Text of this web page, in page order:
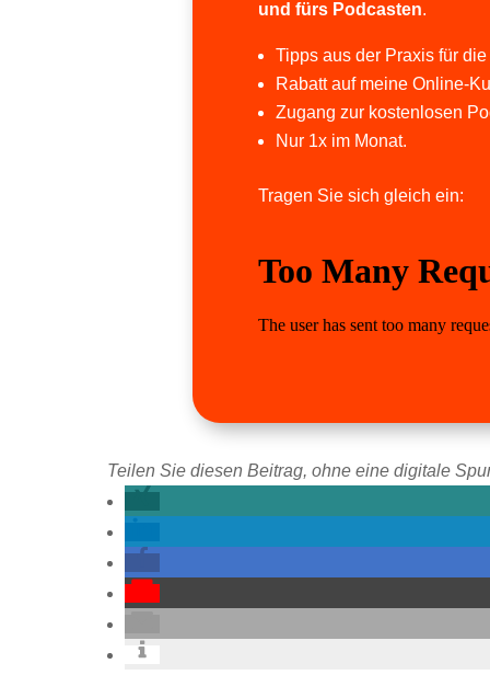
und fürs Podcasten.
Tipps aus der Praxis für
Rabatt auf meine Online-
Zugang zur kostenlosen
Nur 1x im Monat.
Tragen Sie sich gleich ein:
Teilen Sie diesen Beitrag, ohne eine digitale